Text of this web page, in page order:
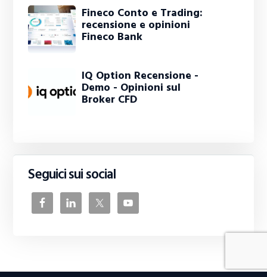
Fineco Conto e Trading:
recensione e opinioni
Fineco Bank
IQ Option Recensione -
Demo - Opinioni sul
Broker CFD
Seguici sui social